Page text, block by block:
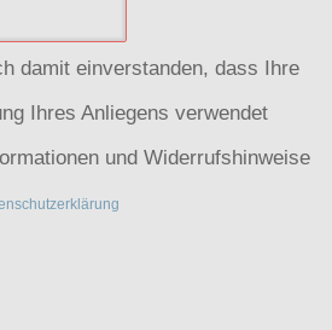
damit einverstanden, dass Ihre
Ihres Anliegens verwendet
und Widerrufshinweise